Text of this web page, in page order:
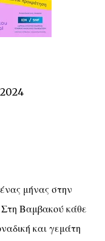
μήνας στην
Βαμβακού κάθε
και γεμάτη